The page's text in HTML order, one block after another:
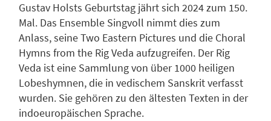
Gustav Holsts Geburtstag jährt sich 2024 zum 150.
Mal. Das Ensemble Singvoll nimmt dies zum
Anlass, seine Two Eastern Pictures und die Choral
Hymns from the Rig Veda aufzugreifen. Der Rig
Veda ist eine Sammlung von über 1000 heiligen
Lobeshymnen, die in vedischem Sanskrit verfasst
wurden. Sie gehören zu den ältesten Texten in der
indoeuropäischen Sprache.